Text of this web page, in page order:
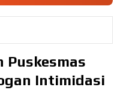
Puskesmas
Intimidasi